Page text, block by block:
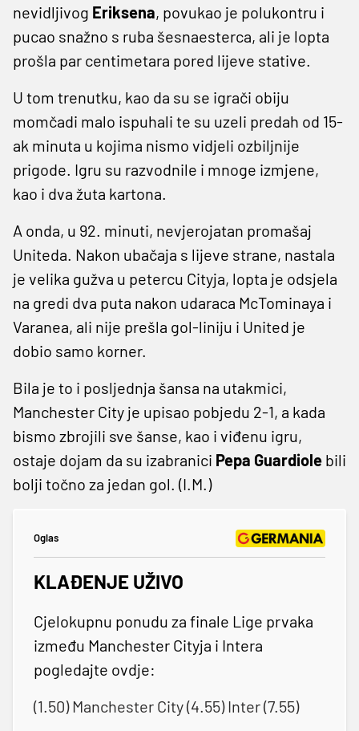
nevidljivog Eriksena, povukao je polukontru i
pucao snažno s ruba šesnaesterca, ali je lopta
prošla par centimetara pored lijeve stative.
U tom trenutku, kao da su se igrači obiju
momčadi malo ispuhali te su uzeli predah od 15-
ak minuta u kojima nismo vidjeli ozbiljnije
prigode. Igru su razvodnile i mnoge izmjene,
kao i dva žuta kartona.
A onda, u 92. minuti, nevjerojatan promašaj
Uniteda. Nakon ubačaja s lijeve strane, nastala
je velika gužva u petercu Cityja, lopta je odsjela
na gredi dva puta nakon udaraca McTominaya i
Varanea, ali nije prešla gol-liniju i United je
dobio samo korner.
Bila je to i posljednja šansa na utakmici,
Manchester City je upisao pobjedu 2-1, a kada
bismo zbrojili sve šanse, kao i viđenu igru,
ostaje dojam da su izabranici Pepa Guardiole bili
bolji točno za jedan gol. (I.M.)
Oglas
KLAĐENJE UŽIVO
Cjelokupnu ponudu za finale Lige prvaka
između Manchester Cityja i Intera
pogledajte ovdje:
(1.50) Manchester City (4.55) Inter (7.55)